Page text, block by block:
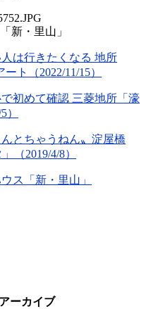
新・里山」
は行きたくなる 地所
ト（2022/11/15）
初めて確認 三菱地所「濠
とちゃうねん〟淀屋橋
（2019/4/8）
ス「新・里山」
ーカイブ